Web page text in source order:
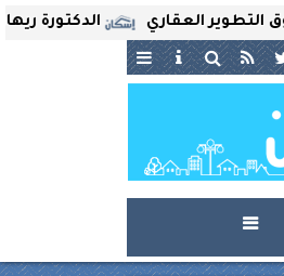
الدكتورة ريهام
